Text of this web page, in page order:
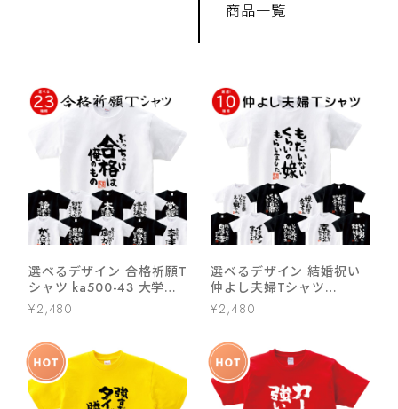
商品一覧
選べるデザイン 合格祈願T
シャツ ka500-43 大学受
験 高校受験 半袖・長袖 勝
負願掛け 資格勉強 受験対
¥2,480
選べるデザイン 結婚祝い
仲よし夫婦Tシャツ
ka500-44 よめ だんな つ
ま 夫妻 半袖・長袖
¥2,480